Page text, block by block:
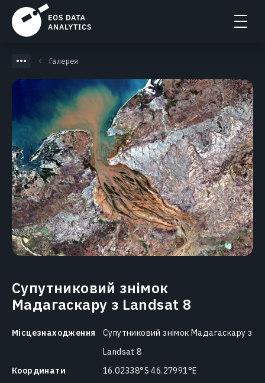
Галерея
Супутниковий знімок
Мадагаскару з Landsat 8
Місцезнаходження
Супутниковий знімок Мадагаскару з
Landsat 8
Координати
16.02338°S 46.27991°E